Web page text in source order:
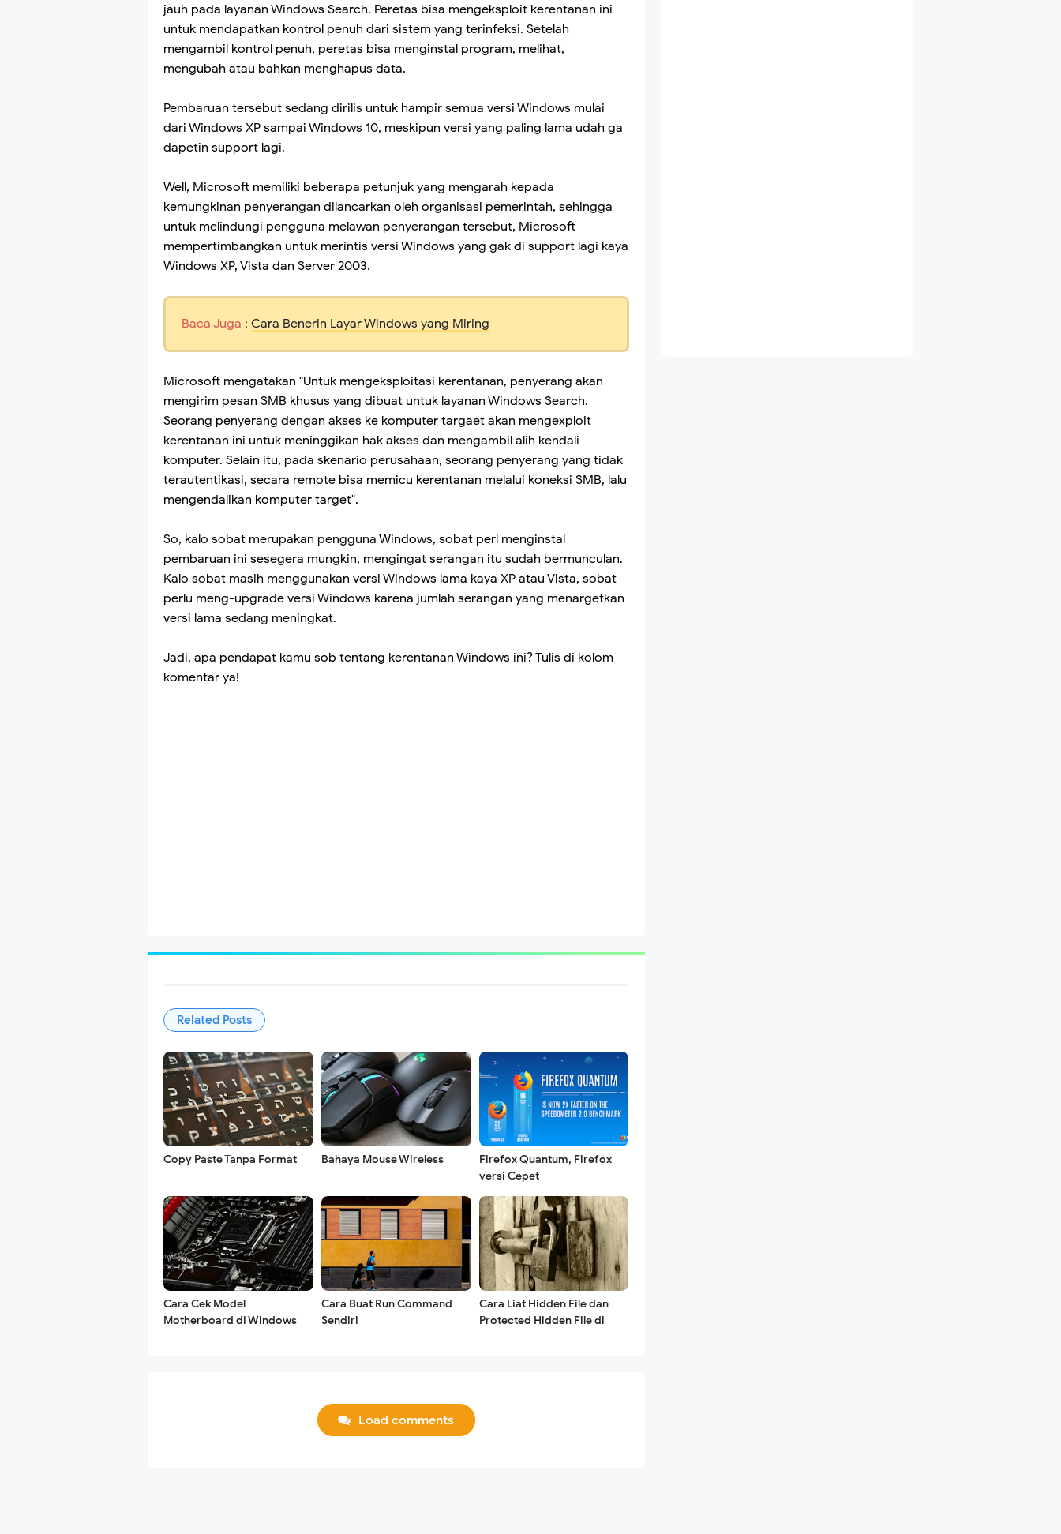
jauh pada layanan Windows Search. Peretas bisa mengeksploit kerentanan ini
untuk mendapatkan kontrol penuh dari sistem yang terinfeksi. Setelah
mengambil kontrol penuh, peretas bisa menginstal program, melihat,
mengubah atau bahkan menghapus data.
Pembaruan tersebut sedang dirilis untuk hampir semua versi Windows mulai
dari Windows XP sampai Windows 10, meskipun versi yang paling lama udah ga
dapetin support lagi.
Well, Microsoft memiliki beberapa petunjuk yang mengarah kepada
kemungkinan penyerangan dilancarkan oleh organisasi pemerintah, sehingga
untuk melindungi pengguna melawan penyerangan tersebut, Microsoft
mempertimbangkan untuk merintis versi Windows yang gak di support lagi kaya
Windows XP, Vista dan Server 2003.
Baca Juga : Cara Benerin Layar Windows yang Miring
Microsoft mengatakan "Untuk mengeksploitasi kerentanan, penyerang akan
mengirim pesan SMB khusus yang dibuat untuk layanan Windows Search.
Seorang penyerang dengan akses ke komputer targaet akan mengexploit
kerentanan ini untuk meninggikan hak akses dan mengambil alih kendali
komputer. Selain itu, pada skenario perusahaan, seorang penyerang yang tidak
terautentikasi, secara remote bisa memicu kerentanan melalui koneksi SMB, lalu
mengendalikan komputer target".
So, kalo sobat merupakan pengguna Windows, sobat perl menginstal
pembaruan ini sesegera mungkin, mengingat serangan itu sudah bermunculan.
Kalo sobat masih menggunakan versi Windows lama kaya XP atau Vista, sobat
perlu meng-upgrade versi Windows karena jumlah serangan yang menargetkan
versi lama sedang meningkat.
Jadi, apa pendapat kamu sob tentang kerentanan Windows ini? Tulis di kolom
komentar ya!
Related Posts
Copy Paste Tanpa Format Bahaya Mouse Wireless
Firefox Quantum, Firefox
versi Cepet
Cara Cek Model
Motherboard di Windows
Cara Buat Run Command
Sendiri
Cara Liat Hidden File dan
Protected Hidden File di
Load comments